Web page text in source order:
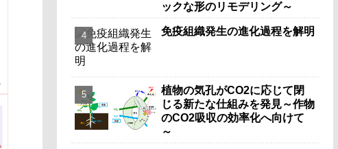
ックな形のリモデリング～
免疫組織発生の進化過程を解明
植物の気孔がCO2に応じて閉
じる新たな仕組みを発見～作物
のCO2吸収の効率化へ向けて
～